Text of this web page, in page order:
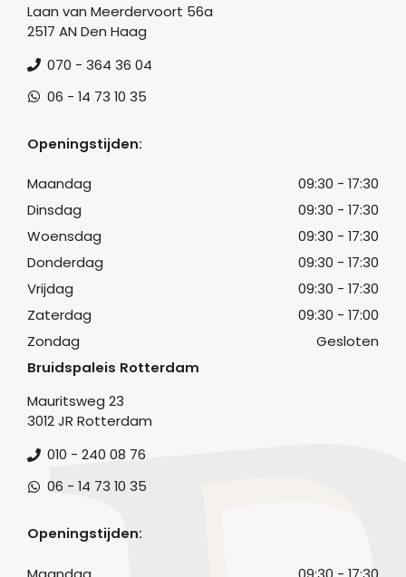
Laan van Meerdervoort 56a
2517 AN Den Haag
070 - 364 36 04
06 - 14 73 10 35
Openingstijden:
Maandag
09:30 - 17:30
Dinsdag
09:30 - 17:30
Woensdag
09:30 - 17:30
Donderdag
09:30 - 17:30
Vrijdag
09:30 - 17:30
Zaterdag
09:30 - 17:00
Zondag
Gesloten
Bruidspaleis Rotterdam
Mauritsweg 23
3012 JR Rotterdam
010 - 240 08 76
06 - 14 73 10 35
Openingstijden: